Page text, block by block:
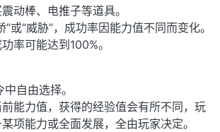
动棒、电推子等道具。
或“威胁”，成功率因能力值不同而变化。
率可能达到100%。
自由选择。
能力值，获得的经验值会有所不同，玩
项能力或全面发展，全由玩家决定。